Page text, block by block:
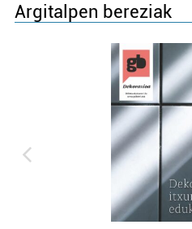
Argitalpen bereziak